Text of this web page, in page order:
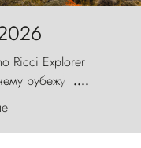
Ricci Explorer
рубежу
ветер с
а пики
стражи,
....